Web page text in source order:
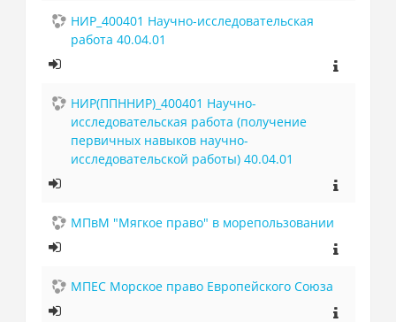
НИР_400401 Научно-исследовательская
работа 40.04.01
НИР(ППННИР)_400401 Научно-
исследовательская работа (получение
первичных навыков научно-
исследовательской работы) 40.04.01
МПвМ "Мягкое право" в морепользовании
МПЕС Морское право Европейского Союза